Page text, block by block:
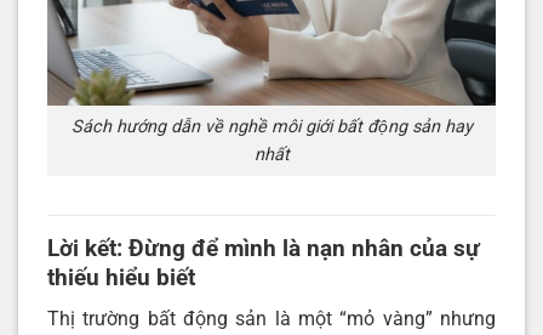
Sách hướng dẫn về nghề môi giới bất động sản hay
nhất
Lời kết: Đừng để mình là nạn nhân của sự
thiếu hiểu biết
Thị trường bất động sản là một “mỏ vàng” nhưng